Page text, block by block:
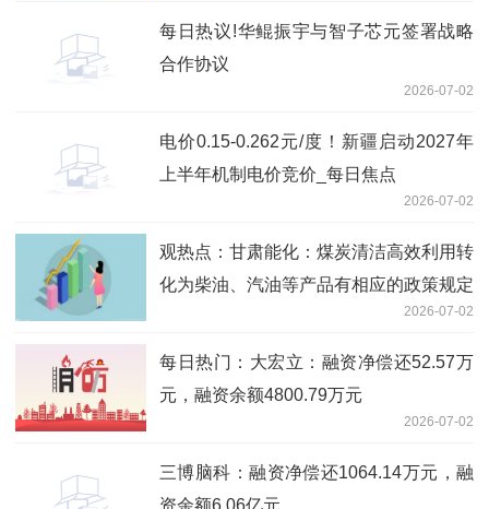
每日热议!华鲲振宇与智子芯元签署战略
合作协议
2026-07-02
电价0.15-0.262元/度！新疆启动2027年
上半年机制电价竞价_每日焦点
2026-07-02
观热点：甘肃能化：煤炭清洁高效利用转
化为柴油、汽油等产品有相应的政策规定
2026-07-02
每日热门：大宏立：融资净偿还52.57万
元，融资余额4800.79万元
2026-07-02
三博脑科：融资净偿还1064.14万元，融